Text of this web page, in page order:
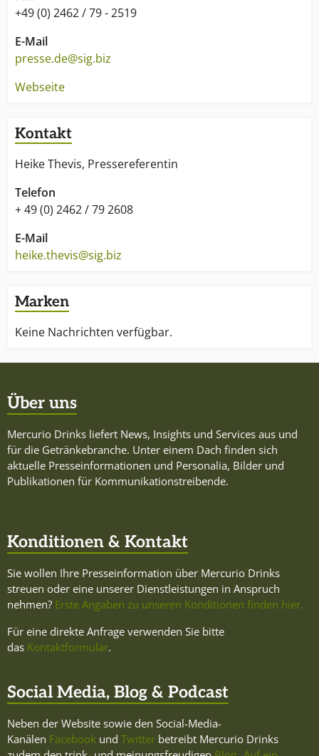
+49 (0) 2462 / 79 - 2519
E-Mail
presse.de@sig.biz
Webseite
Kontakt
Heike Thevis, Pressereferentin
Telefon
+ 49 (0) 2462 / 79 2608
E-Mail
heike.thevis@sig.biz
Marken
Keine Nachrichten verfügbar.
Über uns
Mercurio Drinks liefert News, Insights und Services aus und
für die Getränkebranche. Unter einem Dach finden sich
aktuelle Presseinformationen und Personalia, Bilder und
Publikationen für Kommunikationstreibende.
Konditionen & Kontakt
Sie wollen Ihre Presseinformation über Mercurio Drinks
streuen oder eine unserer Dienstleistungen in Anspruch
nehmen? Erste Angaben zu unseren Konditionen finden hier.
Für eine direkte Anfrage verwenden Sie bitte
das Kontaktformular.
Social Media, Blog & Podcast
Neben der Website sowie den Social-Media-
Kanälen Facebook und Twitter betreibt Mercurio Drinks